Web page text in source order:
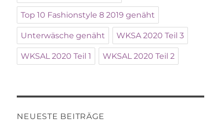
Top 10 Fashionstyle 8 2019 genäht
Unterwäsche genäht WKSA 2020 Teil 3
WKSAL 2020 Teil 1 WKSAL 2020 Teil 2
NEUESTE BEITRÄGE